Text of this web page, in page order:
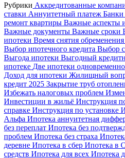
Рубрики Аккредитованные
ставки Аннуитетный платеж Банки
ремонт квартиры Важные аспекты
Важные документы Важные сроки
ипотеки Время снятия обременения
Выбор ипотечного кредита Выбор
Выгода ипотеки Выгодный
ипотеке Две ипотеки одновременно
Доход для ипотеки Жилищный
кредит 2025 Закрытие труб
Избежать налоговых проблем
Инвестиции в жильё Инструкция
справке Инструкция по установке
Альфа Ипотека аннуитетная
без переплат Ипотека без
проблем Ипотека без страха
деревне Ипотека в сбер Ипотека в
средств Ипотека для всех Ипотека